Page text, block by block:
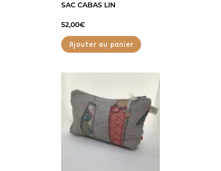
SAC CABAS LIN
52,00€
Ajouter au panier